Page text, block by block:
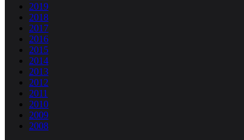
2019
2018
2017
2016
2015
2014
2013
2012
2011
2010
2009
2008